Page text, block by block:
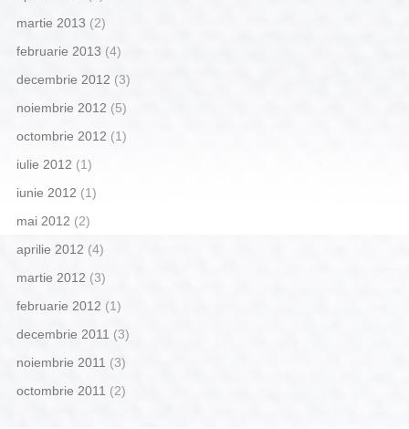
martie 2013 (2)
februarie 2013 (4)
decembrie 2012 (3)
noiembrie 2012 (5)
octombrie 2012 (1)
iulie 2012 (1)
iunie 2012 (1)
mai 2012 (2)
aprilie 2012 (4)
martie 2012 (3)
februarie 2012 (1)
decembrie 2011 (3)
noiembrie 2011 (3)
octombrie 2011 (2)